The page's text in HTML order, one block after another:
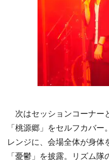
次はセッションコーナー
「桃源郷」をセルフカバ
レンジに、会場全体が身体
「憂鬱」を披露。リズム